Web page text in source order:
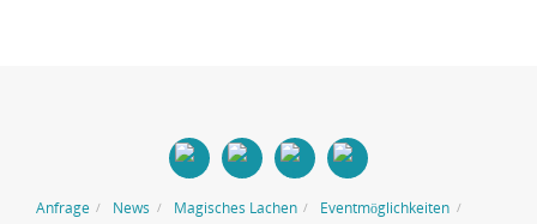
Anfrage News Magisches Lachen
Eventmöglichkeiten